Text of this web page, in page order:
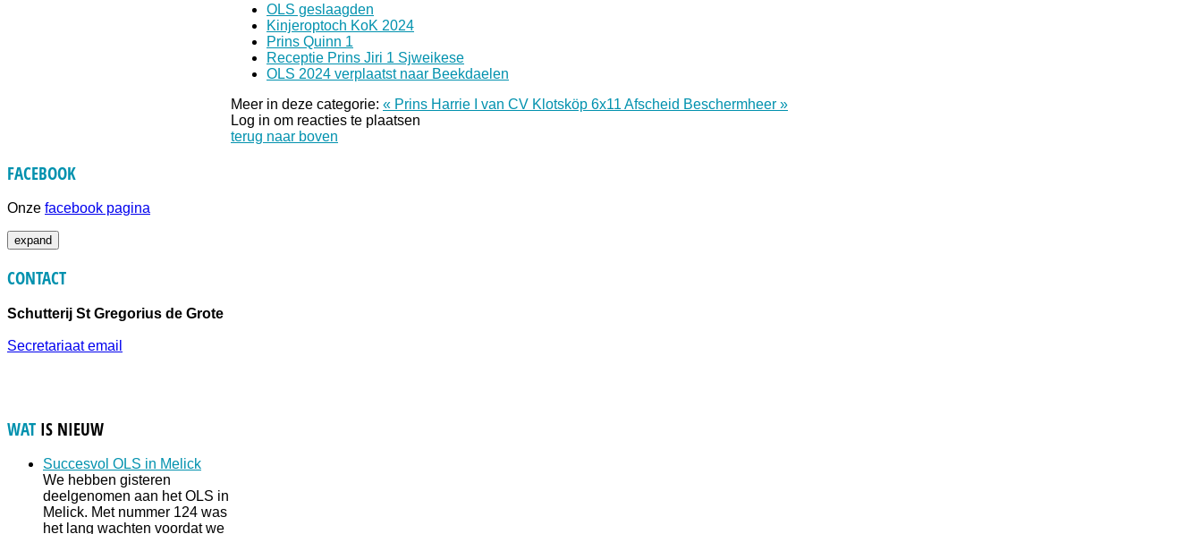
OLS geslaagden
Kinjeroptoch KoK 2024
Prins Quinn 1
Receptie Prins Jiri 1 Sjweikese
OLS 2024 verplaatst naar Beekdaelen
Meer in deze categorie: « Prins Harrie I van CV Klotsköp 6x11 Afscheid Beschermheer »
Log in om reacties te plaatsen
terug naar boven
FACEBOOK
Onze facebook pagina
expand
CONTACT
Schutterij St Gregorius de Grote
Secretariaat email
WAT IS NIEUW
Succesvol OLS in Melick
We hebben gisteren
deelgenomen aan het OLS in
Melick. Met nummer 124 was
het lang wachten voordat we